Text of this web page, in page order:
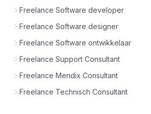
Freelance Software developer
Freelance Software designer
Freelance Software ontwikkelaar
Freelance Support Consultant
Freelance Mendix Consultant
Freelance Technisch Consultant